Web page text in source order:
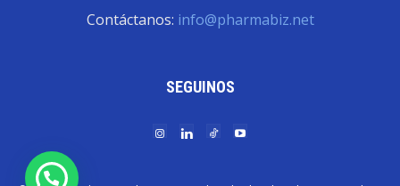
Contáctanos: info@pharmabiz.net
SEGUINOS